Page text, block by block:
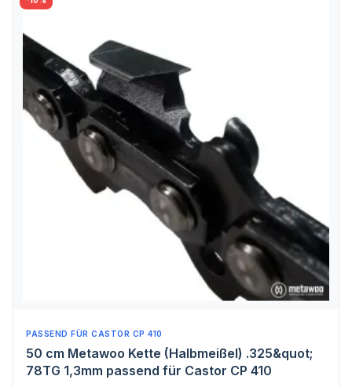
PASSEND FÜR CASTOR CP 410
50 cm Metawoo Kette (Halbmeißel) .325&quot;
78TG 1,3mm passend für Castor CP 410